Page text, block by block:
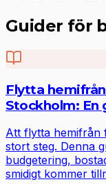
Guider för
Flytta
Stockholm: En
Att flytta hemifrån
stort steg. Denna
budgetering,
smidigt kommer